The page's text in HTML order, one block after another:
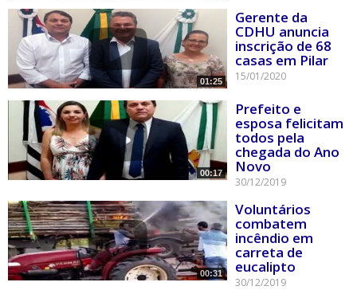
01:25
Gerente da
CDHU anuncia
inscrição de 68
casas em Pilar
15/01/2020
00:17
Prefeito e
esposa felicitam
todos pela
chegada do Ano
Novo
30/12/2019
00:31
Voluntários
combatem
incêndio em
carreta de
eucalipto
30/12/2019